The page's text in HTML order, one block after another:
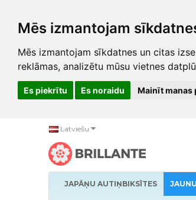
Mēs izmantojam
Mēs izmantojam sīkdatnes un citas
reklāmas, analizētu mūsu vietnes
Es piekrītu Es noraidu Mainīt manas
Latviešu
JAPĀŅU AUTIŅBIKSĪTES